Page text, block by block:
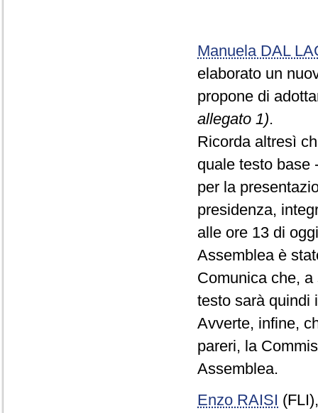
Manuela DAL
elaborato un
propone di
allegato 1).
Ricorda altresì
quale testo base
per la
presidenza,
alle ore 13 di
Assemblea è
Comunica che,
testo sarà quindi
Avverte, infine,
pareri, la
Assemblea.
Enzo RAISI